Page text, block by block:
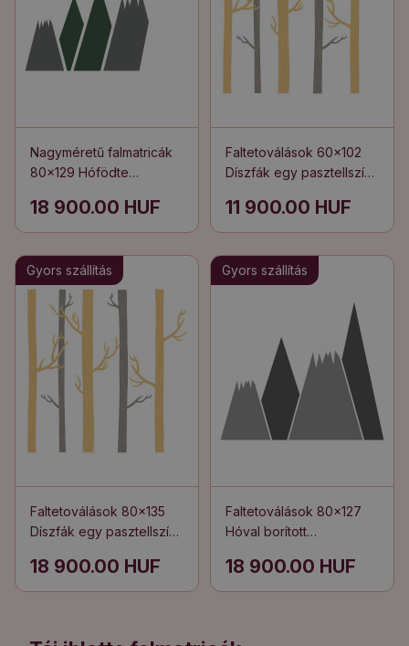
Nagyméretű falmatricák
80x129 Hófödte
illusztrációja
18 900.00 HUF
Faltetoválások 60x102
Díszfák egy pasztellszínű
11 900.00 HUF
Gyors szállítás
Faltetoválások 80x135
Díszfák egy pasztellszínű
18 900.00 HUF
Gyors szállítás
Faltetoválások 80x127
Hóval borított
illusztrációja
18 900.00 HUF